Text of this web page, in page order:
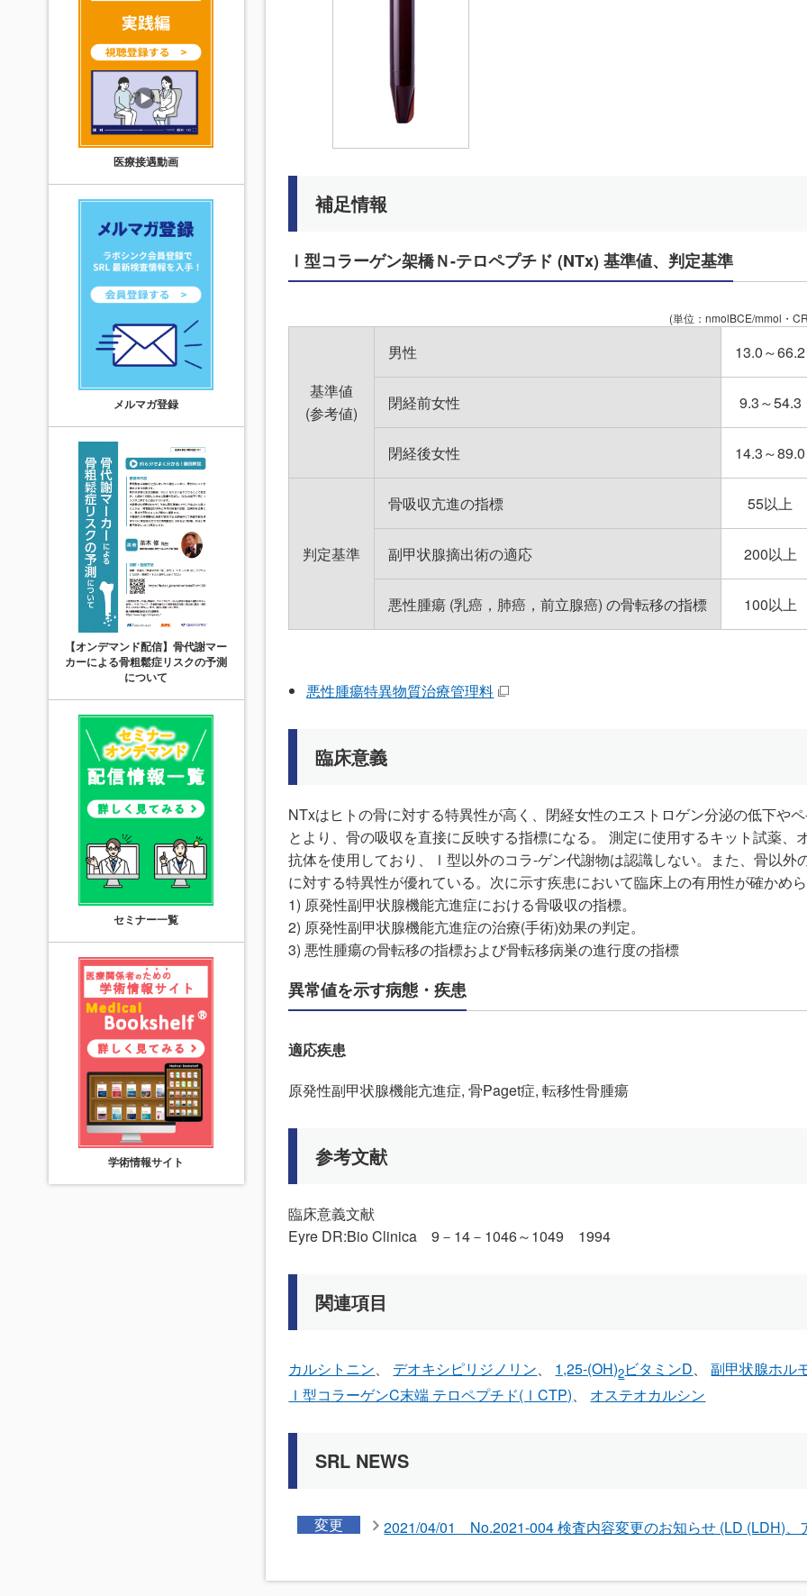
補足情報
Ⅰ型コラーゲン架橋Ｎ-テロペプチド (NTx) 基準値、判定基準
(単位：nmolBCE/mmol・
基準値
(参考値)
男性 13.0～66.2
閉経前女性 9.3～54.3
閉経後女性 14.3～89.0
判定基準
骨吸収亢進の指標 55以上
副甲状腺摘出術の適応 200以上
悪性腫瘍 (乳癌，肺癌，前立腺癌) の骨転移の指標 100以上
悪性腫瘍特異物質治療管理料
臨床意義
NTxはヒトの骨に対する特異性が高く、閉経女性のエストロゲン分泌の低下や
とより、骨の吸収を直接に反映する指標になる。 測定に使用するキット試薬
抗体を使用しており、Ⅰ型以外のコラ-ゲン代謝物は認識しない。また、骨以外
に対する特異性が優れている。次に示す疾患において臨床上の有用性が確かめ
1) 原発性副甲状腺機能亢進症における骨吸収の指標。
2) 原発性副甲状腺機能亢進症の治療(手術)効果の判定。
3) 悪性腫瘍の骨転移の指標および骨転移病巣の進行度の指標
異常値を示す病態・疾患
適応疾患
原発性副甲状腺機能亢進症, 骨Paget症, 転移性骨腫瘍
参考文献
臨床意義文献
Eyre DR:Bio Clinica 9－14－1046～1049 1994
関連項目
カルシトニン デオキシピリジノリン 1,25-(OH)2ビタミンD
副甲状腺ホル
Ⅰ型コラーゲンC末端 テロペプチド(ⅠCTP)
オステオカルシン
SRL NEWS
変更 2021/04/01 No.2021-004 検査内容変更のお知らせ (LD (LDH)
医療接遇動画
メルマガ登録
【オンデマンド配信】骨代謝マー
カーによる骨粗鬆症リスクの予測
について
セミナー一覧
学術情報サイト